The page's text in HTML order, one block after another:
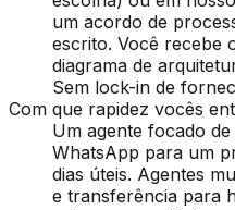
um acordo de
escrito. Você recebe
diagrama de
Sem lock-in de
Com que rapidez vocês
Um agente focado
WhatsApp para um
dias úteis. Agentes
e transferência para